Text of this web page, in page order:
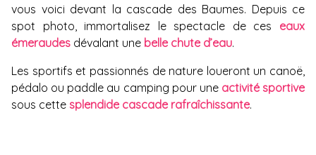
vous voici devant la cascade des Baumes. Depuis ce
spot photo, immortalisez le spectacle de ces eaux
émeraudes dévalant une belle chute d’eau.
Les sportifs et passionnés de nature loueront un canoë,
pédalo ou paddle au camping pour une activité sportive
sous cette splendide cascade rafraîchissante.